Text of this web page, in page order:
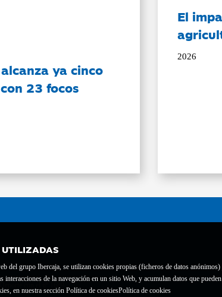
del grupo Ibercaja, se utilizan cookies propias (ficheros de datos
de la navegación en un sitio Web, y acumulan datos que
en nuestra sección Política de cookiesPolítica de cookies
ya cinco
23 focos
El
2026
con el nº 1689.